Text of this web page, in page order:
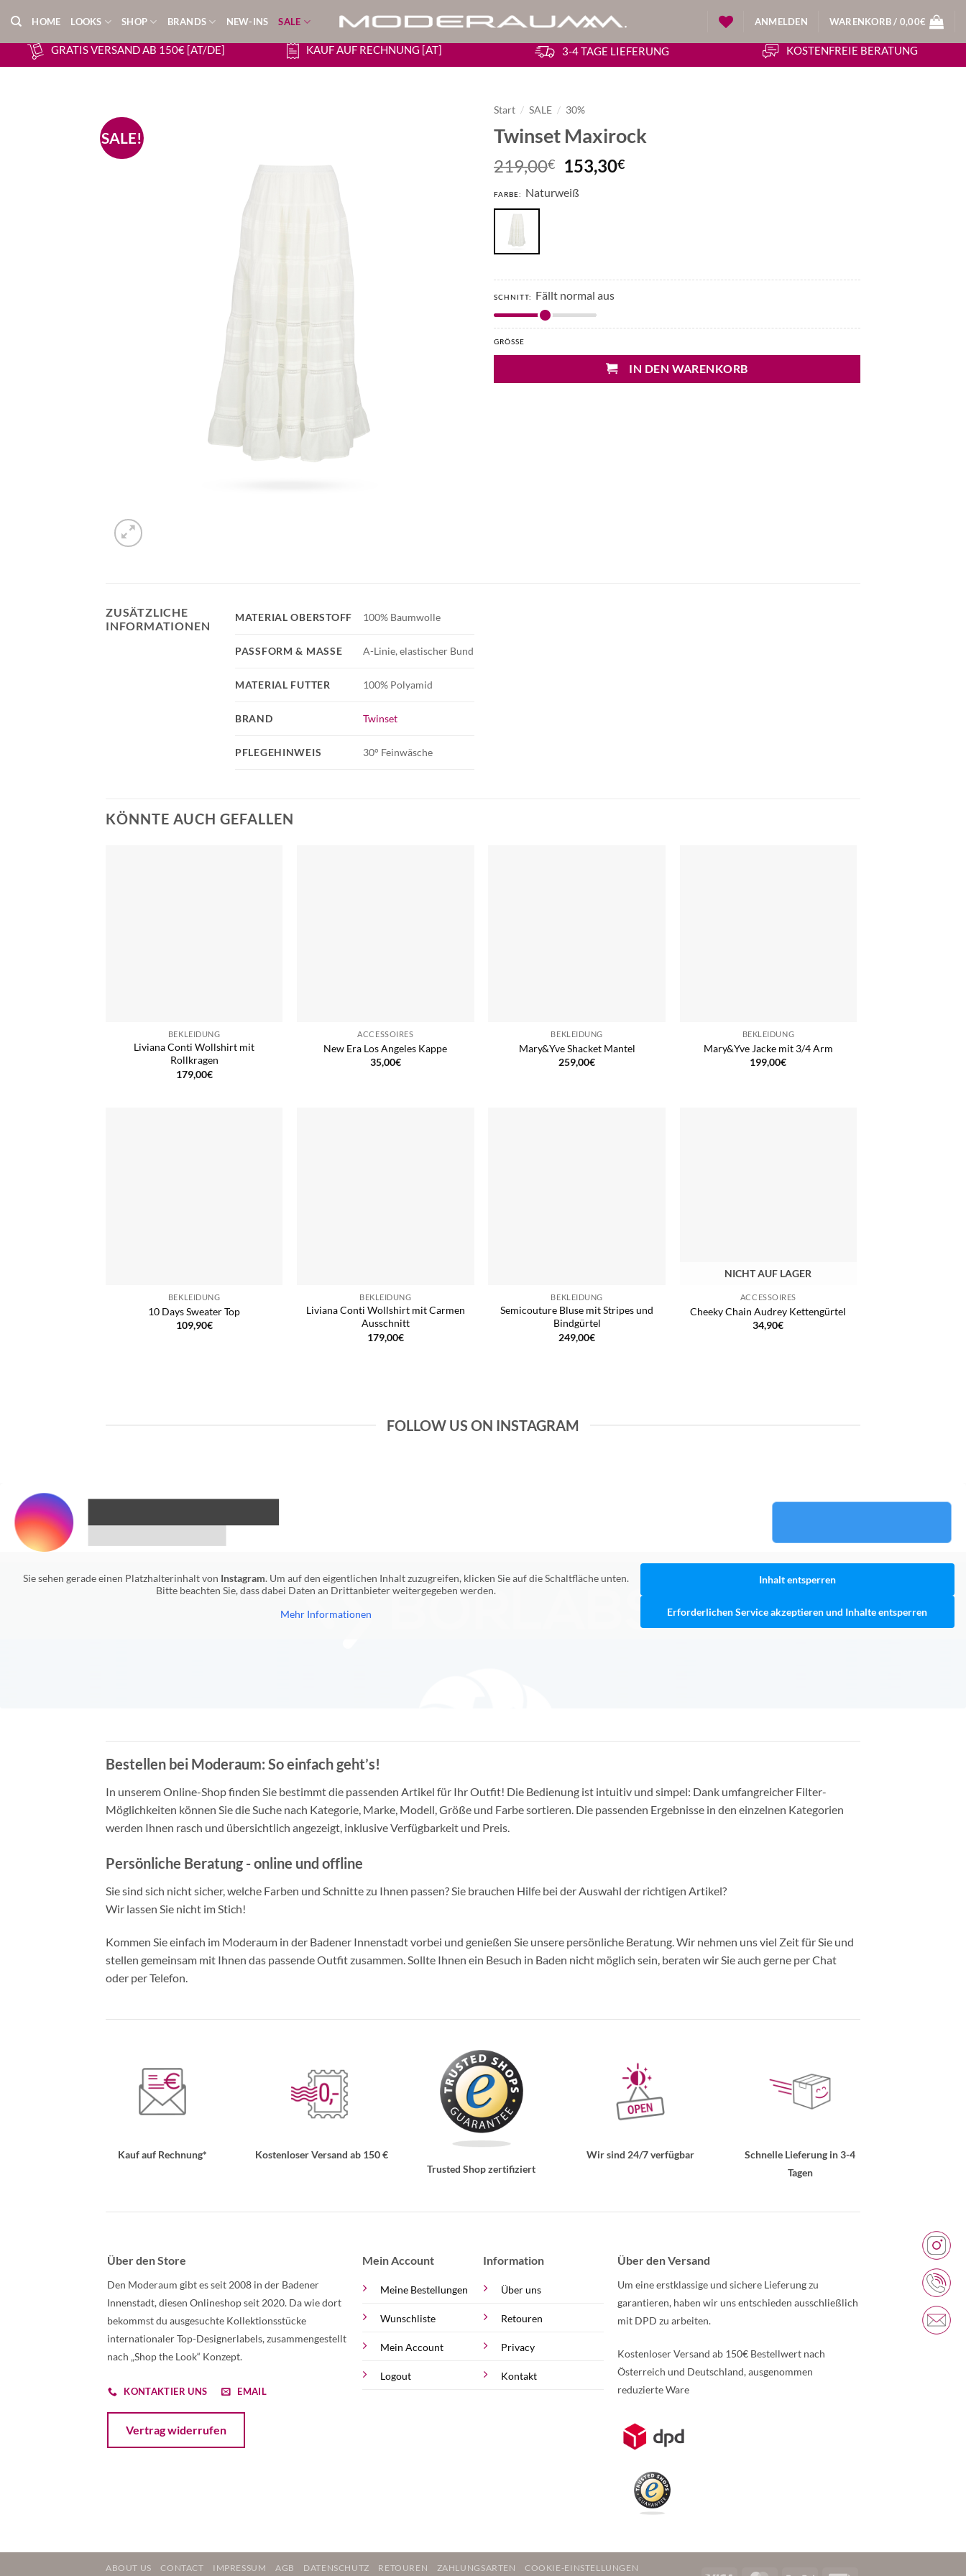
Inhalt
springen
HOME LOOKS SHOP BRANDS NEW-INS SALE ANMELDEN WARENKORB / 0,00€
GRATIS VERSAND AB 150€ [AT/DE] KAUF AUF RECHNUNG [AT] 3-4 TAGE LIEFERUNG KOSTENFREIE BERATUNG
SALE!
Start / SALE / 30%
Twinset Maxirock
219,00€
Ursprünglicher
Preis
war:
153,30€Aktueller
FARBE: Naturweiß
SCHNITT: Fällt normal aus
GRÖSSE
IN DEN WARENKORB
ZUSÄTZLICHE
INFORMATIONEN
PFLEGEHINWEIS 30° Feinwäsche
MATERIAL OBERSTOFF 100% Baumwolle
PASSFORM & MASSE A-Linie, elastischer Bund
MATERIAL FUTTER 100% Polyamid
BRAND Twinset
KÖNNTE AUCH GEFALLEN
BEKLEIDUNG
Liviana Conti Wollshirt mit
Rollkragen
179,00€
ACCESSOIRES
New Era Los Angeles Kappe
35,00€
BEKLEIDUNG
Mary&Yve Shacket Mantel
259,00€
BEKLEIDUNG
Mary&Yve Jacke mit 3/4 Arm
199,00€
BEKLEIDUNG
10 Days Sweater Top
109,90€
BEKLEIDUNG
Liviana Conti Wollshirt mit Carmen
Ausschnitt
179,00€
BEKLEIDUNG
Semicouture Bluse mit Stripes und
Bindgürtel
249,00€
NICHT AUF LAGER
ACCESSOIRES
Cheeky Chain Audrey Kettengürtel
34,90€
FOLLOW US ON INSTAGRAM
Sie sehen gerade einen Platzhalterinhalt von Instagram. Um auf den eigentlichen Inhalt zuzugreifen, klicken Sie auf die Schaltfläche unten.
Bitte beachten Sie, dass dabei Daten an Drittanbieter weitergegeben werden.
Mehr Informationen
Inhalt entsperren
Erforderlichen Service akzeptieren und Inhalte entsperren
Bestellen bei Moderaum: So einfach geht’s!
In unserem Online-Shop finden Sie bestimmt die passenden Artikel für Ihr Outfit! Die Bedienung ist intuitiv und simpel: Dank umfangreicher Filter-
Möglichkeiten können Sie die Suche nach Kategorie, Marke, Modell, Größe und Farbe sortieren. Die passenden Ergebnisse in den einzelnen Kategorien
werden Ihnen rasch und übersichtlich angezeigt, inklusive Verfügbarkeit und Preis.
Persönliche Beratung - online und offline
Sie sind sich nicht sicher, welche Farben und Schnitte zu Ihnen passen? Sie brauchen Hilfe bei der Auswahl der richtigen Artikel?
Wir lassen Sie nicht im Stich!
Kommen Sie einfach im Moderaum in der Badener Innenstadt vorbei und genießen Sie unsere persönliche Beratung. Wir nehmen uns viel Zeit für Sie und
stellen gemeinsam mit Ihnen das passende Outfit zusammen. Sollte Ihnen ein Besuch in Baden nicht möglich sein, beraten wir Sie auch gerne per Chat
oder per Telefon.
Kauf auf Rechnung*
Kostenloser Versand ab 150 €
Trusted Shop zertifiziert
Wir sind 24/7 verfügbar
Schnelle Lieferung in 3-4
Tagen
Über den Store
Den Moderaum gibt es seit 2008 in der Badener
Innenstadt, diesen Onlineshop seit 2020. Da wie dort
bekommst du ausgesuchte Kollektionsstücke
internationaler Top-Designerlabels, zusammengestellt
nach „Shop the Look“ Konzept.
KONTAKTIER UNS EMAIL
Vertrag widerrufen
Mein Account
Meine Bestellungen
Wunschliste
Mein Account
Logout
Information
Über uns
Retouren
Privacy
Kontakt
Über den Versand
Um eine erstklassige und sichere Lieferung zu
garantieren, haben wir uns entschieden ausschließlich
mit DPD zu arbeiten.
Kostenloser Versand ab 150€ Bestellwert nach
Österreich und Deutschland, ausgenommen
reduzierte Ware
Weitere Informationen über den gesperrten Inhalt.
ABOUT US CONTACT IMPRESSUM AGB DATENSCHUTZ RETOUREN ZAHLUNGSARTEN COOKIE-EINSTELLUNGEN